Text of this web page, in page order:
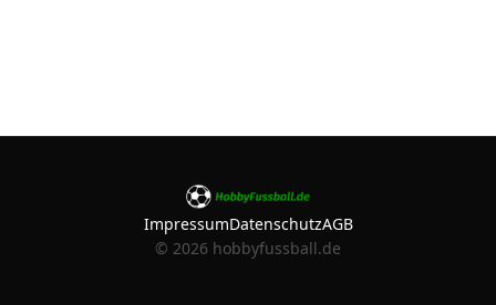
ImpressumDatenschutzAGB
© 2026 hobbyfussball.de